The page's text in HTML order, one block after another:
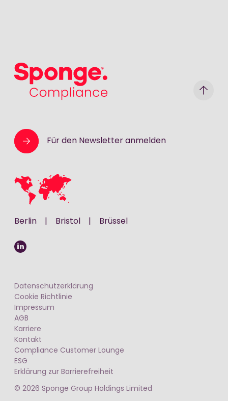
Für den Newsletter anmelden
Berlin Bristol Brüssel
Datenschutzerklärung
Cookie Richtlinie
Impressum
AGB
Karriere
Kontakt
Compliance Customer Lounge
ESG
Erklärung zur Barrierefreiheit
© 2026 Sponge Group Holdings Limited